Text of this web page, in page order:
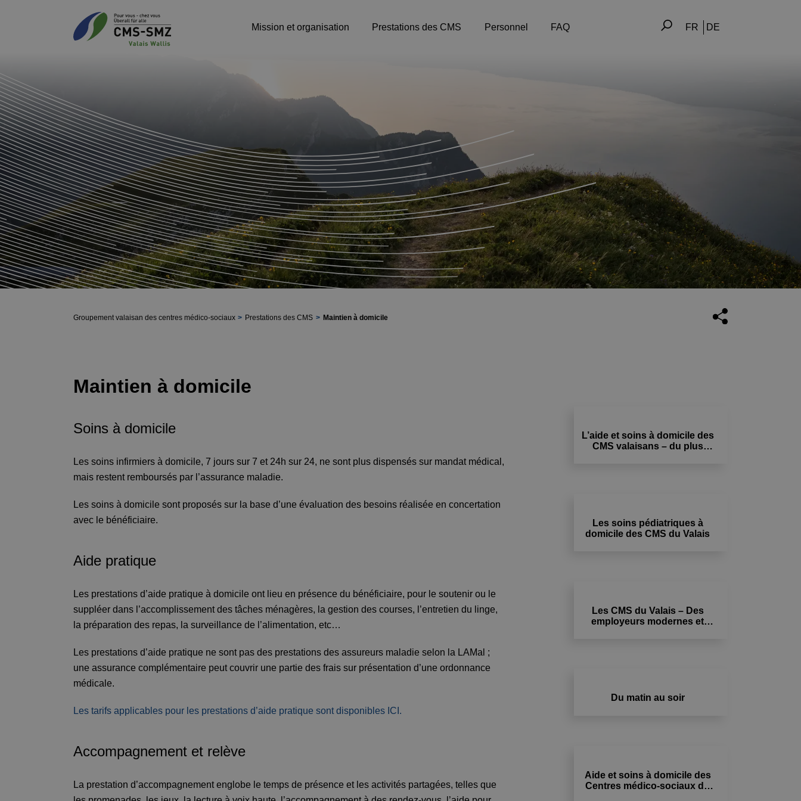
Mission et organisation
Documents utiles
Contact
Prestations des CMS
Vidéos
Personnel
Offres d’emploi
FAQ Rechercher : FR DE
Groupement valaisan des centres médico-sociaux Prestations des CMS Maintien à domicile
Maintien à domicile
Soins à domicile
Les soins infirmiers à domicile, 7 jours sur 7 et 24h sur 24, ne sont plus dispensés sur mandat médical,
mais restent remboursés par l’assurance maladie.
Les soins à domicile sont proposés sur la base d’une évaluation des besoins réalisée en concertation
avec le bénéficiaire.
Aide pratique
Les prestations d’aide pratique à domicile ont lieu en présence du bénéficiaire, pour le soutenir ou le
suppléer dans l’accomplissement des tâches ménagères, la gestion des courses, l’entretien du linge,
la préparation des repas, la surveillance de l’alimentation, etc…
Les prestations d’aide pratique ne sont pas des prestations des assureurs maladie selon la LAMal ;
une assurance complémentaire peut couvrir une partie des frais sur présentation d’une ordonnance
médicale.
Les tarifs applicables pour les prestations d’aide pratique sont disponibles ICI.
Accompagnement et relève
La prestation d’accompagnement englobe le temps de présence et les activités partagées, telles que
L’aide et soins à domicile des
CMS valaisans – du plus
Les soins pédiatriques à
domicile des CMS du Valais
Les CMS du Valais – Des
employeurs modernes et
Du matin au soir
Aide et soins à domicile des
Centres médico-sociaux du